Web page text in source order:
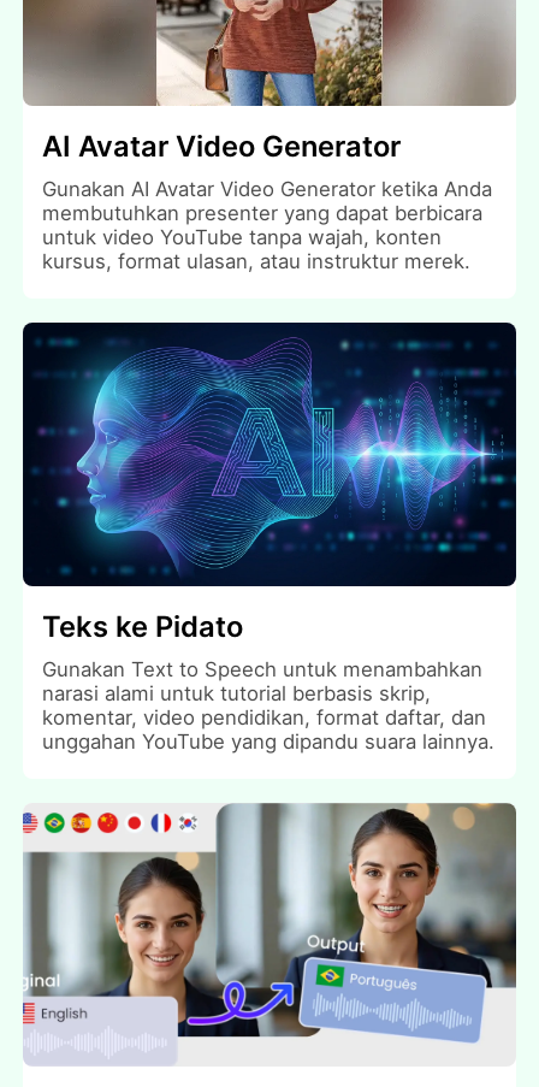
AI Avatar Video Generator
Gunakan AI Avatar Video Generator ketika Anda
membutuhkan presenter yang dapat berbicara
untuk video YouTube tanpa wajah, konten
kursus, format ulasan, atau instruktur merek.
Teks ke Pidato
Gunakan Text to Speech untuk menambahkan
narasi alami untuk tutorial berbasis skrip,
komentar, video pendidikan, format daftar, dan
unggahan YouTube yang dipandu suara lainnya.